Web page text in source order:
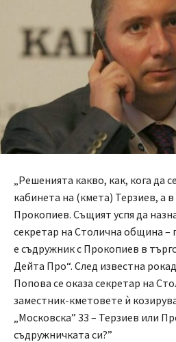
„Решенията какво, как, кога да
кабинета на (кмета) Терзиев, а
Прокопиев. Същият успя да
секретар на Столична община –
е съдружник с Прокопиев в
Дейта Про“. След известна
Попова се оказа секретар на
заместник-кметовете ѝ
„Московска” 33 – Терзиев или
съдружничката си?”